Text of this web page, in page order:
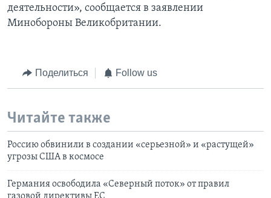
деятельности», сообщается в заявлении
Минобороны Великобритании.
Поделиться Follow us
Читайте также
Россию обвинили в создании «серьезной» и «растущей»
угрозы США в космосе
Германия освободила «Северный поток» от правил